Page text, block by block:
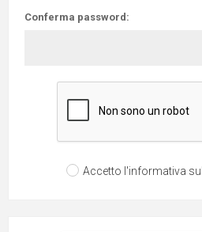
Conferma password:
Accetto l'informativa